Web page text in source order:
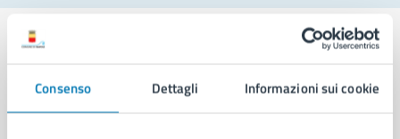
Consenso Dettagli Informazioni sui cookie
Comune di Napoli